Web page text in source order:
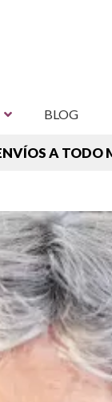
BLOG
A TODO